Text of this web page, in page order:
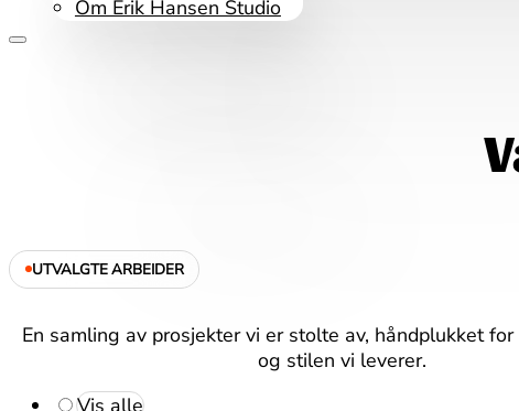
Om Erik Hansen Studio
UTVALGTE ARBEIDER
En samling av prosjekter vi er stolte av, håndplukket
og stilen vi leverer.
Vis alle